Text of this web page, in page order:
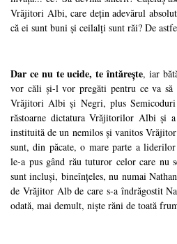
Vrăjitori Albi, care dețin adevărul
că ei sunt buni și ceilalți sunt răi? De
Dar ce nu te ucide, te întărește, iar
vor căli și-l vor pregăti pentru ce va să
Vrăjitori Albi și Negri, plus
răstoarne dictatura Vrăjitorilor Albi și
instituită de un nemilos și vanitos
sunt, din păcate, o mare parte a
le-a pus gând rău tuturor celor care nu
sunt incluși, bineînțeles, nu numai
de Vrăjitor Alb de care s-a îndrăgostit
odată, mai demult, niște răni de toată